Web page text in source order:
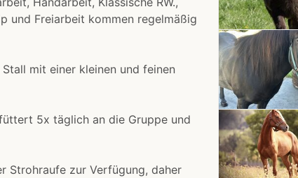
und Freiarbeit kommen regelmäßig
mit einer kleinen und feinen
5x täglich an die Gruppe und
Strohraufe zur Verfügung, daher